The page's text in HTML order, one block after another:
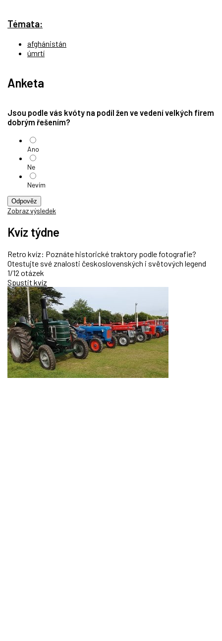
Témata:
afghánistán
úmrtí
Anketa
Jsou podle vás kvóty na podíl žen ve vedení velkých firem
dobrým řešením?
Ano
Ne
Nevím
Odpověz
Zobraz výsledek
Kvíz týdne
Retro kvíz: Poznáte historické traktory podle fotografie?
Otestujte své znalosti československých i světových legend
1/12 otázek
Spustit kvíz